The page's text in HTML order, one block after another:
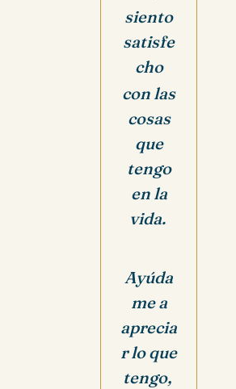
siento
satisfe
cho
con las
cosas
que
tengo
en la
vida.
Ayúda
me a
aprecia
r lo que
tengo,